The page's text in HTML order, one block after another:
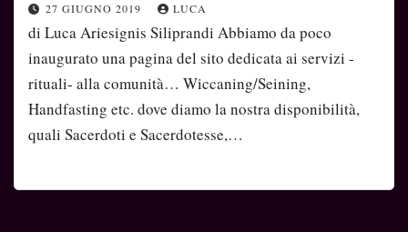
27 GIUGNO 2019 LUCA
di Luca Ariesignis Siliprandi Abbiamo da poco
inaugurato una pagina del sito dedicata ai servizi -
rituali- alla comunità… Wiccaning/Seining,
Handfasting etc. dove diamo la nostra disponibilità,
quali Sacerdoti e Sacerdotesse,…